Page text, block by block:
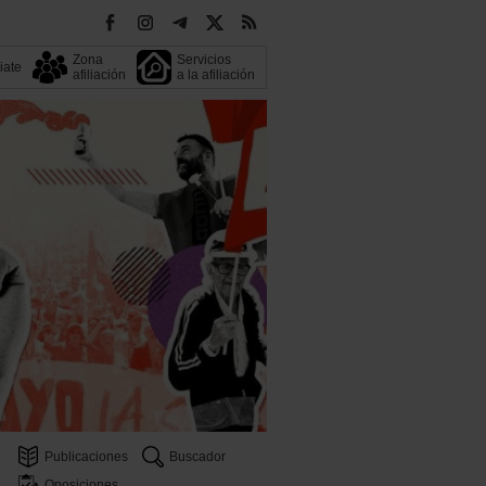
Zona
afiliación
Servicios
a la afiliación
Publicaciones
Buscador